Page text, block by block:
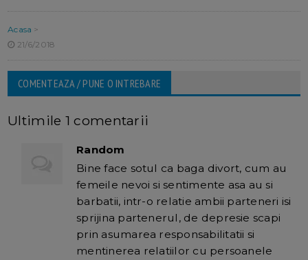
Acasa >
21/6/2018
COMENTEAZA / PUNE O INTREBARE
Ultimile 1 comentarii
Random
Bine face sotul ca baga divort, cum au
femeile nevoi si sentimente asa au si
barbatii, intr-o relatie ambii parteneri isi
sprijina partenerul, de depresie scapi
prin asumarea responsabilitatii si
mentinerea relatiilor cu persoanele